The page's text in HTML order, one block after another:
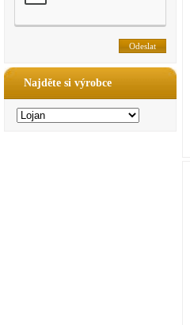
Najděte si výrobce